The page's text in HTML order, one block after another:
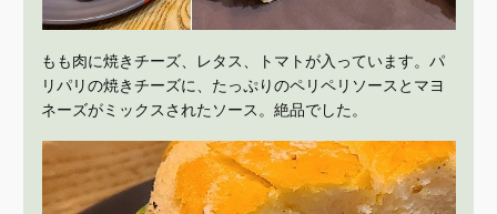
もも肉に焼きチーズ、レタス、トマトが入っています。パ
リパリの焼きチーズに、たっぷりのペリペリソースとマヨ
ネーズがミックスされたソース。絶品でした。